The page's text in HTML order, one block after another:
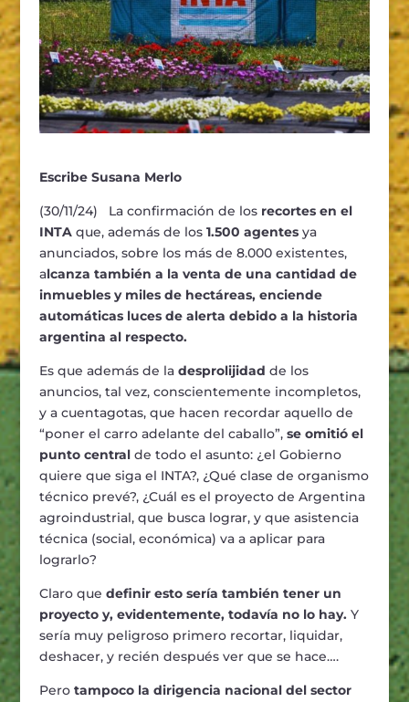
Escribe Susana Merlo
(30/11/24) La confirmación de los recortes en el
INTAque, además de los 1.500 agentesya
anunciados, sobre los más de 8.000 existentes,
alcanza también a la venta de una cantidad de
inmuebles y miles de hectáreas, enciende
automáticas luces de alerta debido a la historia
argentina al respecto.
Es que además de la desprolijidad de los
anuncios, tal vez, conscientemente incompletos,
y a cuentagotas, que hacen recordar aquello de
“poner el carro adelante del caballo”, se omitió el
punto centralde todo el asunto: ¿el Gobierno
quiere que siga el INTA?, ¿Qué clase de organismo
técnico prevé?, ¿Cuál es el proyecto de Argentina
agroindustrial, que busca lograr, y que asistencia
técnica (social, económica) va a aplicar para
lograrlo?
Claro que definir esto sería también tener un
proyecto y, evidentemente, todavía no lo hay.Y
sería muy peligroso primero recortar, liquidar,
deshacer, y recién después ver que se hace….
Pero tampoco la dirigencia nacional del sector